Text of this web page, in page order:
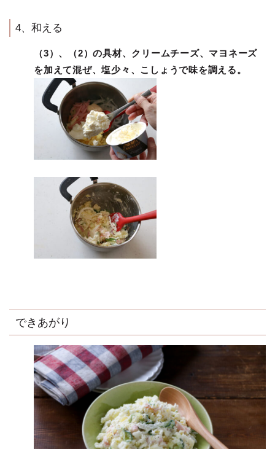
4、和える
（3）、（2）の具材、クリームチーズ、マヨネーズ
を加えて混ぜ、塩少々、こしょうで味を調える。
できあがり